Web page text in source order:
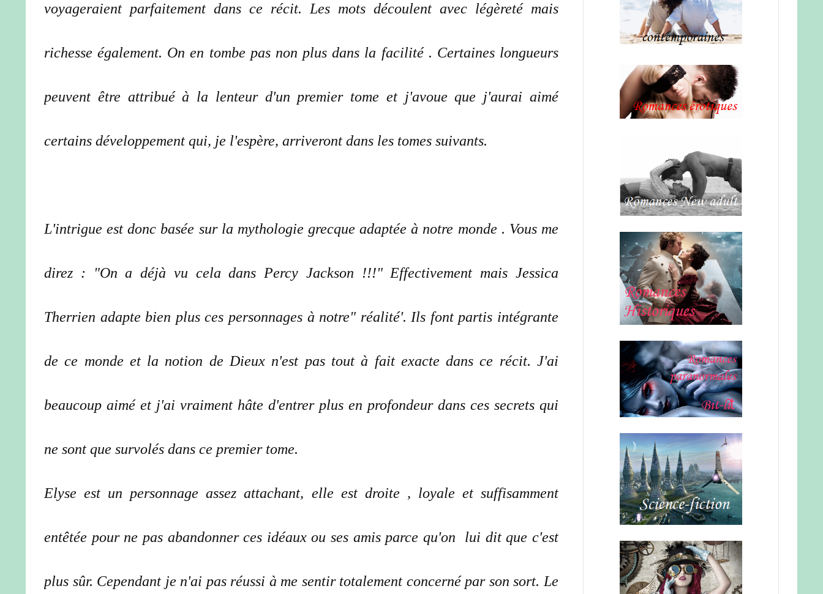
voyageraient parfaitement dans ce récit. Les mots découlent avec légèreté mais
richesse également. On en tombe pas non plus dans la facilité . Certaines longueurs
peuvent être attribué à la lenteur d'un premier tome et j'avoue que j'aurai aimé
certains développement qui, je l'espère, arriveront dans les tomes suivants.
L'intrigue est donc basée sur la mythologie grecque adaptée à notre monde . Vous me
direz : "On a déjà vu cela dans Percy Jackson !!!" Effectivement mais Jessica
Therrien adapte bien plus ces personnages à notre" réalité'. Ils font partis intégrante
de ce monde et la notion de Dieux n'est pas tout à fait exacte dans ce récit. J'ai
beaucoup aimé et j'ai vraiment hâte d'entrer plus en profondeur dans ces secrets qui
ne sont que survolés dans ce premier tome.
Elyse est un personnage assez attachant, elle est droite , loyale et suffisamment
entêtée pour ne pas abandonner ces idéaux ou ses amis parce qu'on lui dit que c'est
plus sûr. Cependant je n'ai pas réussi à me sentir totalement concerné par son sort. Le